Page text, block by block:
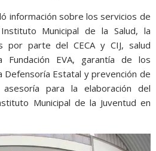
información sobre los servicios de
Municipal de la Salud, la
por parte del CECA y CIJ, salud
EVA, garantía de los
Defensoría Estatal y prevención de
para la elaboración del
Municipal de la Juventud en